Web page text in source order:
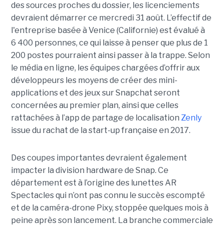
des sources proches du dossier, les licenciements
devraient démarrer ce mercredi 31 août. L’effectif de
l'entreprise basée à Venice (Californie) est évalué à
6 400 personnes, ce qui laisse à penser que plus de 1
200 postes pourraient ainsi passer à la trappe. Selon
le média en ligne, les équipes chargées d’offrir aux
développeurs les moyens de créer des mini-
applications et des jeux sur Snapchat seront
concernées au premier plan, ainsi que celles
rattachées à l’app de partage de localisation Zenly
issue du rachat de la start-up française en 2017.
Des coupes importantes devraient également
impacter la division hardware de Snap. Ce
département est à l’origine des lunettes AR
Spectacles qui n’ont pas connu le succès escompté
et de la caméra-drone Pixy, stoppée quelques mois à
peine après son lancement. La branche commerciale